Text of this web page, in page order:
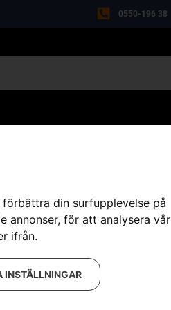
din surfupplevelse på
annonser, för att analysera vår
ifrån.
INSTÄLLNINGAR
0550-196 38